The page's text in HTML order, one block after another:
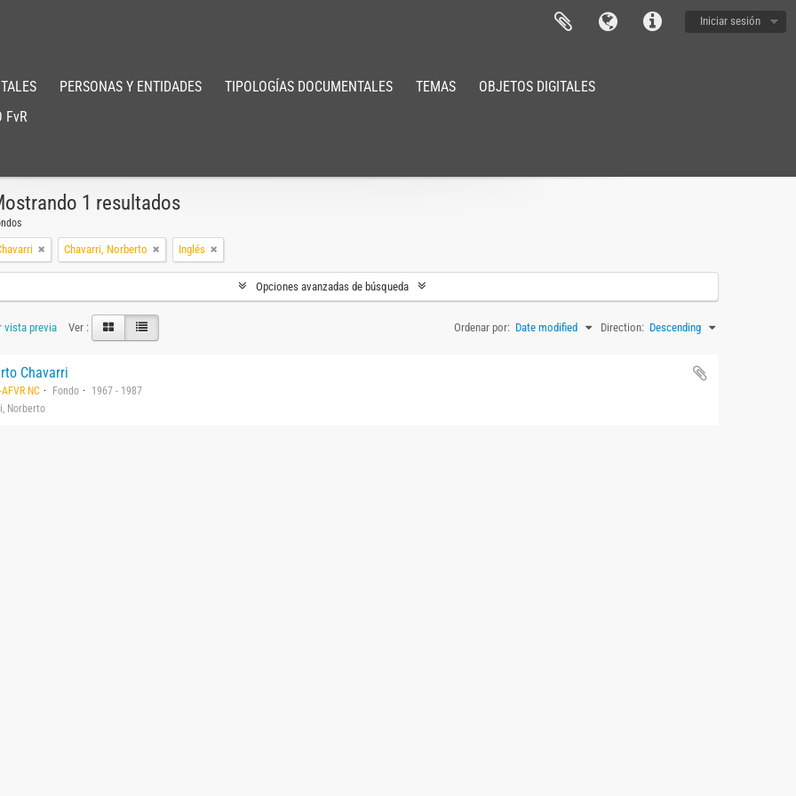
Iniciar sesión
PERSONAS Y ENTIDADES TIPOLOGÍAS DOCUMENTALES TEMAS
OBJETOS DIGITALES
FvR
1 resultados
Chavarri, Norberto Inglés
Opciones avanzadas de búsqueda
vista previa Ver : Ordenar por: Date modified Direction: Descending
Chavarri
NC Fondo
1967 - 1987
Norberto